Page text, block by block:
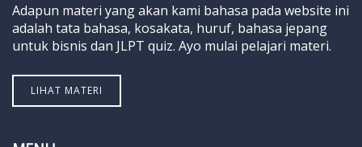
Adapun materi yang akan kami bahasa pada website ini
adalah tata bahasa, kosakata, huruf, bahasa jepang
untuk bisnis dan JLPT quiz. Ayo mulai pelajari materi.
LIHAT MATERI